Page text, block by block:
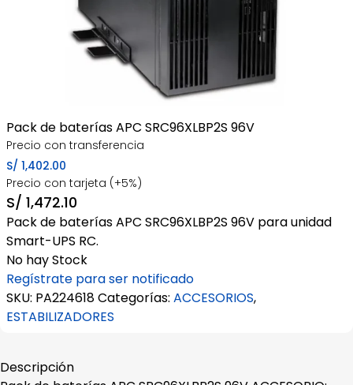
Pack de baterías APC SRC96XLBP2S 96V
Precio con transferencia
S/ 1,402.00
Precio con tarjeta (+5%)
S/ 1,472.10
Pack de baterías APC SRC96XLBP2S 96V para unidad
Smart-UPS RC.
No hay Stock
Regístrate para ser notificado
SKU: PA224618Categorías: ACCESORIOS,
ESTABILIZADORES
Descripción